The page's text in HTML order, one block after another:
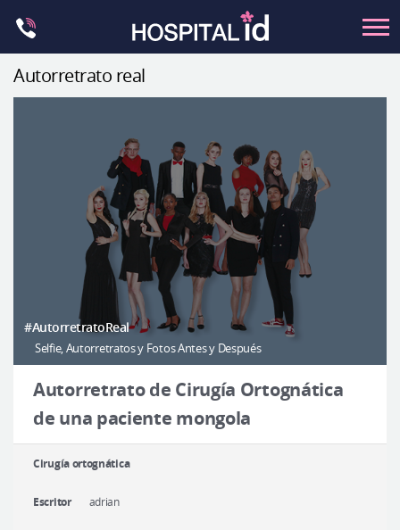
content
Anti-envejecimiento
Contorno del cuerpo
Let Me In
Introducción del hospital
Cirugía plástica segura
Consulta en línea
Antes y después
Autorretrato real
#AutorretratoReal
Selfie, Autorretratos y Fotos Antes y Después
Autorretrato de Cirugía Ortognática
de una paciente mongola
Cirugía ortognática
Escritor adrian